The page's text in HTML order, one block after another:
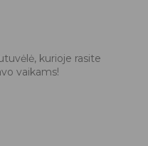
kurioje rasite
vaikams!